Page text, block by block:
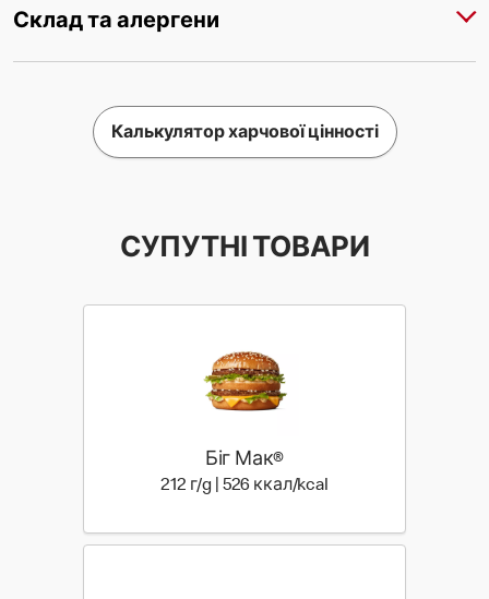
Склад та алергени
Калькулятор харчової цінності
СУПУТНІ ТОВАРИ
Біг Мак®
212 г/g | 526 ккал/kcal